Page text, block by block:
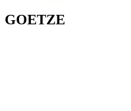
GOETZE